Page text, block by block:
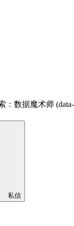
数据魔术师 (data-
私信